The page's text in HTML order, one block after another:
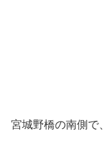
宮城野橋の南側で